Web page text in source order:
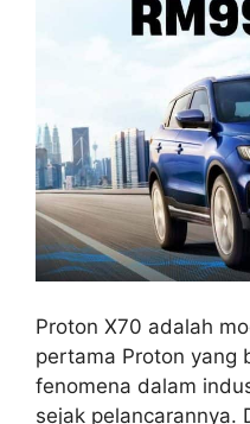
Proton X70 adalah
pertama Proton yang
fenomena dalam
sejak pelancarannya.